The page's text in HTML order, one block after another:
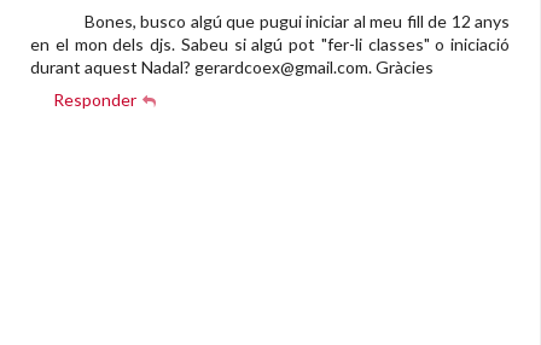
Bones, busco algú que pugui iniciar al meu fill de 12 anys
en el mon dels djs. Sabeu si algú pot "fer-li classes" o iniciació
durant aquest Nadal? gerardcoex@gmail.com. Gràcies
Responder